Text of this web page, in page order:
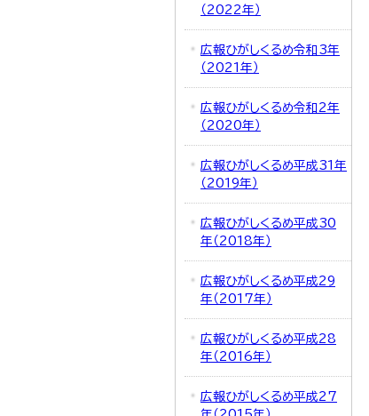
（2022年）
広報ひがしくるめ令和3年
（2021年）
広報ひがしくるめ令和2年
（2020年）
広報ひがしくるめ平成31年
（2019年）
広報ひがしくるめ平成30
年（2018年）
広報ひがしくるめ平成29
年（2017年）
広報ひがしくるめ平成28
年（2016年）
広報ひがしくるめ平成27